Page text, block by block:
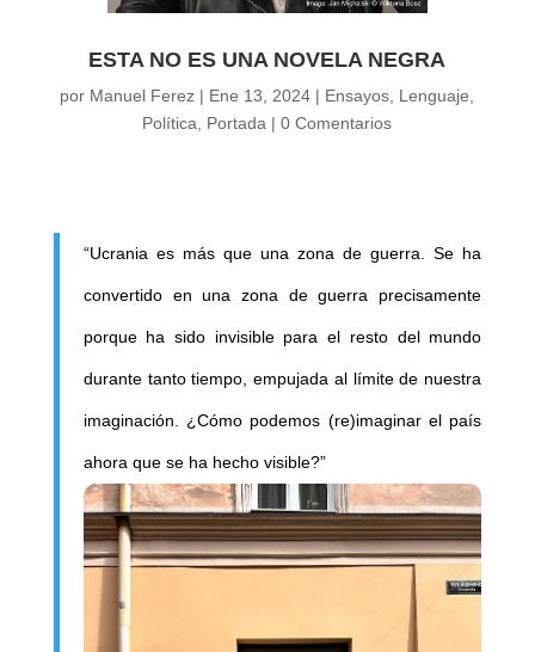
ESTA NO ES UNA NOVELA NEGRA
por Manuel Ferez | Ene 13, 2024 | Ensayos Lenguaje
Política
Portada |0 Comentarios
“Ucrania es más que una zona de guerra. Se ha
convertido en una zona de guerra precisamente
porque ha sido invisible para el resto del mundo
durante tanto tiempo, empujada al límite de nuestra
imaginación. ¿Cómo podemos (re)imaginar el país
ahora que se ha hecho visible?”